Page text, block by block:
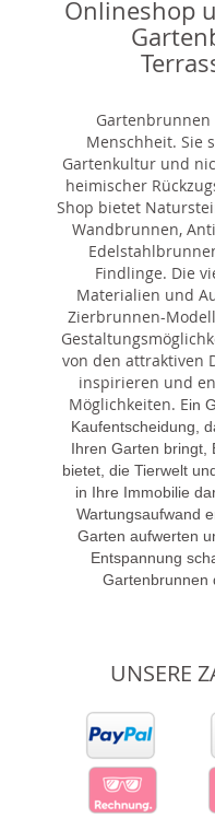
Onlineshop
Menschheit. Sie
Gartenkultur und
heimischer
Shop bietet
Wandbrunnen,
Findlinge. Die
Materialien und
Zierbrunnen-
von den attraktiven
inspirieren und
Möglichkeiten. Ein
Kaufentscheidung,
Ihren Garten bringt,
bietet, die Tierwelt
in Ihre Immobilie
Wartungsaufwand
Garten aufwerten
Entspannung
Gartenbrunnen
UNSERE